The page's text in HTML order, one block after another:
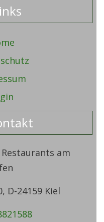
am
D-24159 Kiel